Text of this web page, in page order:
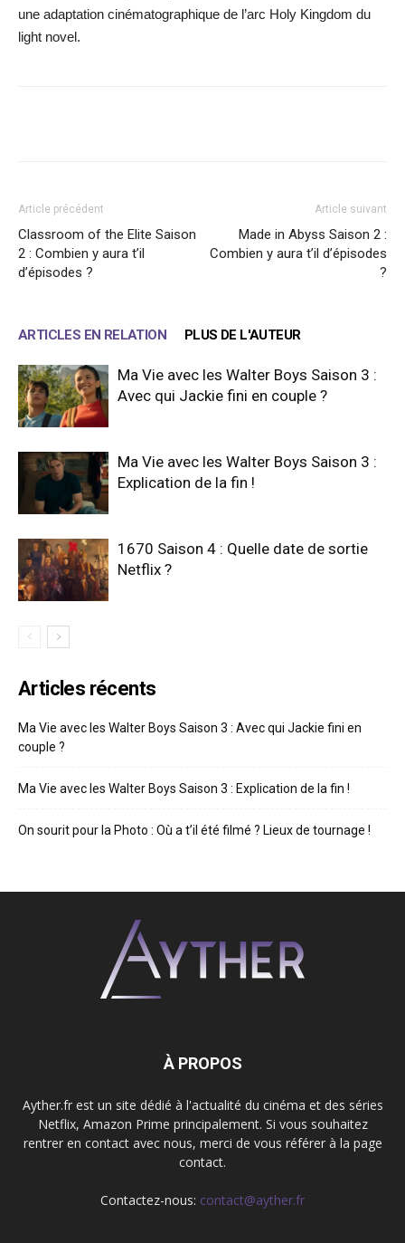
une adaptation cinématographique de l’arc Holy Kingdom du
light novel.
Article précédent
Classroom of the Elite Saison
2 : Combien y aura t’il
d’épisodes ?
Article suivant
Made in Abyss Saison 2 :
Combien y aura t’il d’épisodes
?
ARTICLES EN RELATION PLUS DE L'AUTEUR
Ma Vie avec les Walter Boys Saison 3 :
Avec qui Jackie fini en couple ?
Ma Vie avec les Walter Boys Saison 3 :
Explication de la fin !
1670 Saison 4 : Quelle date de sortie
Netflix ?
Articles récents
Ma Vie avec les Walter Boys Saison 3 : Avec qui Jackie fini en
couple ?
Ma Vie avec les Walter Boys Saison 3 : Explication de la fin !
On sourit pour la Photo : Où a t’il été filmé ? Lieux de tournage !
À PROPOS
Ayther.fr est un site dédié à l'actualité du cinéma et des séries
Netflix, Amazon Prime principalement. Si vous souhaitez
rentrer en contact avec nous, merci de vous référer à la page
contact.
Contactez-nous: contact@ayther.fr